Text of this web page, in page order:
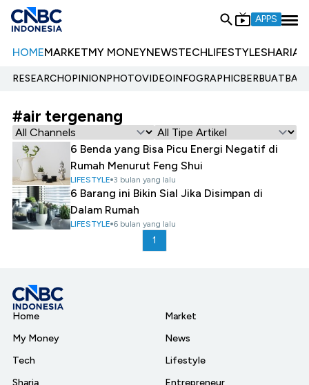
APPS
HOMEMARKETMY MONEYNEWSTECHLIFESTYLESHARIA
RESEARCHOPINIONPHOTOVIDEOINFOGRAPHIC
#air tergenang
6 Benda yang Bisa Picu Energi Negatif di
Rumah Menurut Feng Shui
LIFESTYLE 3 bulan yang lalu
6 Barang ini Bikin Sial Jika Disimpan di
Dalam Rumah
LIFESTYLE 6 bulan yang lalu
1
Home
My Money
Tech
Sharia
Market
News
Lifestyle
Entrepreneur